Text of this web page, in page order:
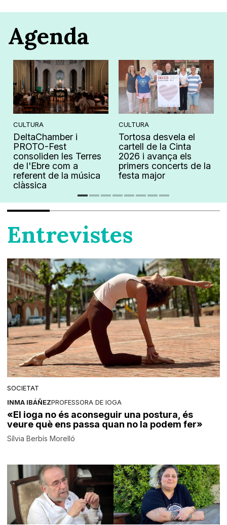
Agenda
CULTURA
DeltaChamber i
PROTO-Fest
consoliden les Terres
de l'Ebre com a
referent de la música
clàssica
CULTURA
Tortosa desvela el
cartell de la Cinta
2026 i avança els
primers concerts de la
festa major
Entrevistes
SOCIETAT
INMA IBÁÑEZPROFESSORA DE IOGA
«El ioga no és aconseguir una postura, és
veure què ens passa quan no la podem fer»
Sílvia Berbís Morelló